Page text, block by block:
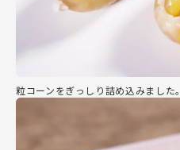
粒コーンをぎっしり詰め込みました。